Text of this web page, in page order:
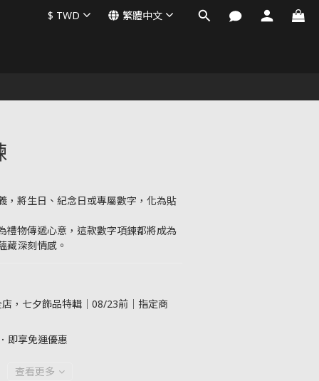
$ TWD 繁體中文
，將生日、紀念日或專屬數字，化為貼
禮物傳遞心意，這款數字項鍊都將成為
藏深刻情感。
，七夕飾品特輯｜08/23前｜指定商
即享免運優惠
查看更多